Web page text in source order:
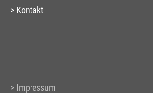
Kontakt
Impressum